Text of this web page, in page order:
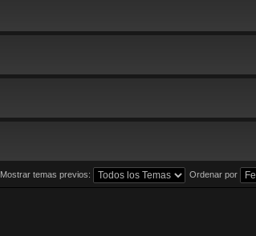
Mostrar temas previos: Ordenar por